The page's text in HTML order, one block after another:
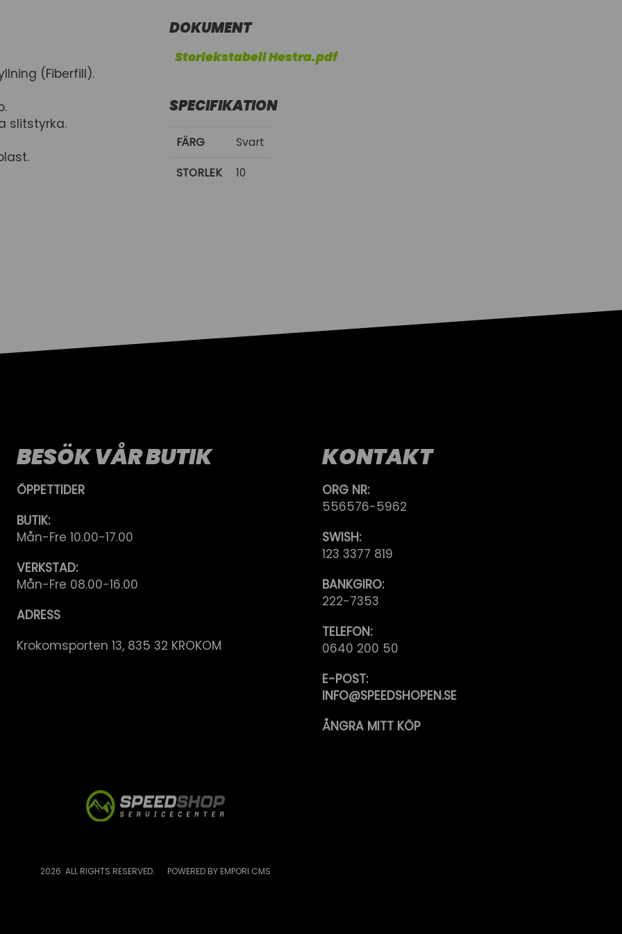
(Fiberfill).
slitstyrka.
DOKUMENT
Storlekstabell Hestra.pdf
SPECIFIKATION
FÄRG Svart
STORLEK 10
BESÖK VÅR BUTIK
ÖPPETTIDER
BUTIK:
Mån-Fre 10.00-17.00
VERKSTAD:
Mån-Fre 08.00-16.00
ADRESS
Krokomsporten 13, 835 32 KROKOM
KONTAKT
ORG NR:
556576-5962
SWISH:
123 3377 819
BANKGIRO:
222-7353
TELEFON:
0640 200 50
E-POST:
INFO@SPEEDSHOPEN.SE
ÅNGRA MITT KÖP
2026. ALL RIGHTS RESERVED. POWERED BY EMPORI CMS